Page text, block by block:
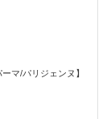
マ/パリジェンヌ】